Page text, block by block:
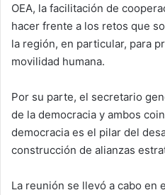
OEA, la facilitación de
hacer frente a los retos que
la región, en particular, para
movilidad humana.
Por su parte, el secretario
de la democracia y ambos
democracia es el pilar del
construcción de alianzas
La reunión se llevó a cabo en